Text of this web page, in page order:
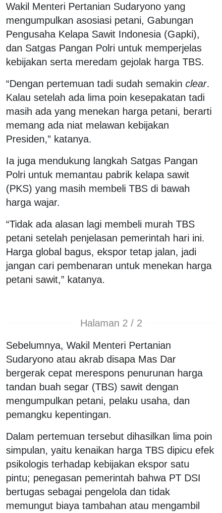
Wakil Menteri Pertanian Sudaryono yang
mengumpulkan asosiasi petani, Gabungan
Pengusaha Kelapa Sawit Indonesia (Gapki),
dan Satgas Pangan Polri untuk memperjelas
kebijakan serta meredam gejolak harga TBS.
“Dengan pertemuan tadi sudah semakin clear.
Kalau setelah ada lima poin kesepakatan tadi
masih ada yang menekan harga petani, berarti
memang ada niat melawan kebijakan
Presiden,” katanya.
Ia juga mendukung langkah Satgas Pangan
Polri untuk memantau pabrik kelapa sawit
(PKS) yang masih membeli TBS di bawah
harga wajar.
“Tidak ada alasan lagi membeli murah TBS
petani setelah penjelasan pemerintah hari ini.
Harga global bagus, ekspor tetap jalan, jadi
jangan cari pembenaran untuk menekan harga
petani sawit,” katanya.
Halaman 2 / 2
Sebelumnya, Wakil Menteri Pertanian
Sudaryono atau akrab disapa Mas Dar
bergerak cepat merespons penurunan harga
tandan buah segar (TBS) sawit dengan
mengumpulkan petani, pelaku usaha, dan
pemangku kepentingan.
Dalam pertemuan tersebut dihasilkan lima poin
simpulan, yaitu kenaikan harga TBS dipicu efek
psikologis terhadap kebijakan ekspor satu
pintu; penegasan pemerintah bahwa PT DSI
bertugas sebagai pengelola dan tidak
memungut biaya tambahan atau mengambil